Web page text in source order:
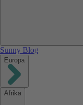
Sunny Blog
Europa
Afrika